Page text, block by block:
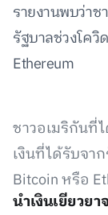
รายงานพบว่าช
รัฐบาลช่วงโค
Ethereum
ชาวอเมริกันที่
เงินที่ได้รับจา
Bitcoin หรือ
นำเงินเยียวย